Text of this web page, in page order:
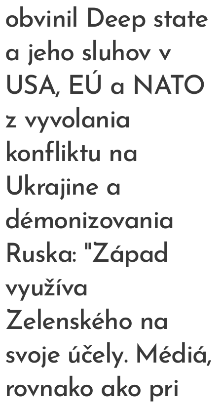
obvinil Deep state
a jeho sluhov v
USA, EÚ a NATO
z vyvolania
konfliktu na
Ukrajine a
démonizovania
Ruska: "Západ
využíva
Zelenského na
svoje účely. Médiá,
rovnako ako pri